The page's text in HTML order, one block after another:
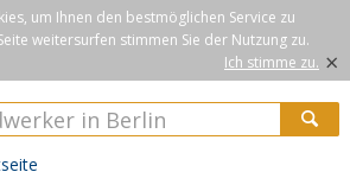
um Ihnen den bestmöglichen Service zu
weitersurfen stimmen Sie der Nutzung zu.
Ich stimme zu. ×